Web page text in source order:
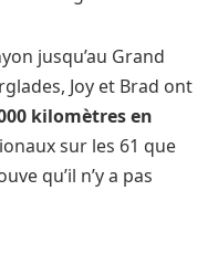
jusqu’au Grand
Joy et Brad ont
kilomètres en
sur les 61 que
qu’il n’y a pas